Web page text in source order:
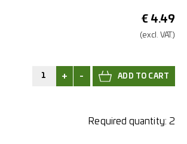
€ 4.49
(excl. VAT.)
+ -
Required quantity: 2